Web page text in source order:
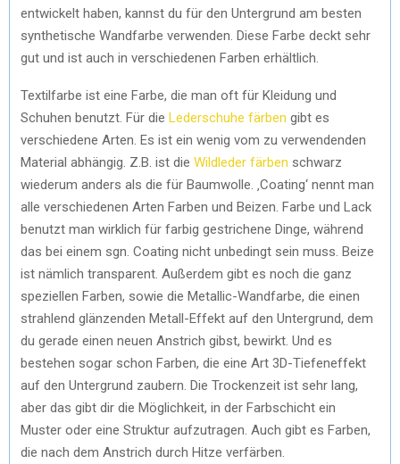
entwickelt haben, kannst du für den Untergrund am besten
synthetische Wandfarbe verwenden. Diese Farbe deckt sehr
gut und ist auch in verschiedenen Farben erhältlich.
Textilfarbe ist eine Farbe, die man oft für Kleidung und
Schuhen benutzt. Für die Lederschuhe färben gibt es
verschiedene Arten. Es ist ein wenig vom zu verwendenden
Material abhängig. Z.B. ist die Wildleder färben schwarz
wiederum anders als die für Baumwolle. ‚Coating‘ nennt man
alle verschiedenen Arten Farben und Beizen. Farbe und Lack
benutzt man wirklich für farbig gestrichene Dinge, während
das bei einem sgn. Coating nicht unbedingt sein muss. Beize
ist nämlich transparent. Außerdem gibt es noch die ganz
speziellen Farben, sowie die Metallic-Wandfarbe, die einen
strahlend glänzenden Metall-Effekt auf den Untergrund, dem
du gerade einen neuen Anstrich gibst, bewirkt. Und es
bestehen sogar schon Farben, die eine Art 3D-Tiefeneffekt
auf den Untergrund zaubern. Die Trockenzeit ist sehr lang,
aber das gibt dir die Möglichkeit, in der Farbschicht ein
Muster oder eine Struktur aufzutragen. Auch gibt es Farben,
die nach dem Anstrich durch Hitze verfärben.